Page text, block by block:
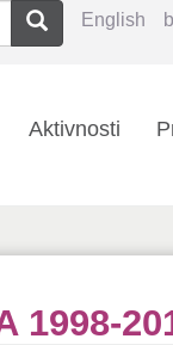
English
Pretraga
Aktivnosti
1998-